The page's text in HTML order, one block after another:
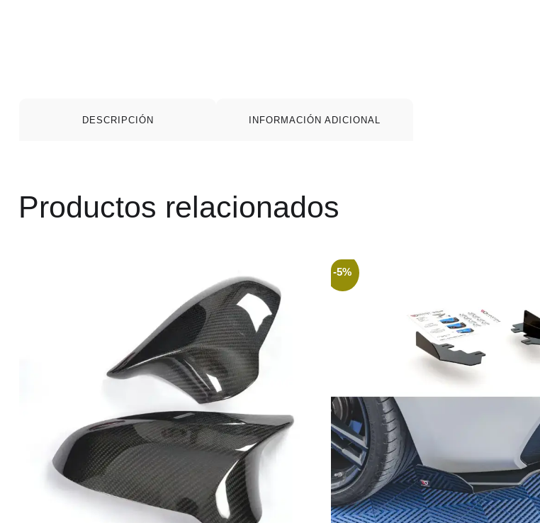
DESCRIPCIÓN INFORMACIÓN ADICIONAL
Productos relacionados
-5%